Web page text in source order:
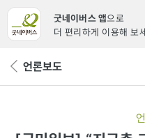
굿네이버스 앱으로
더 편리하게 이용해 보
뒤 언론보도